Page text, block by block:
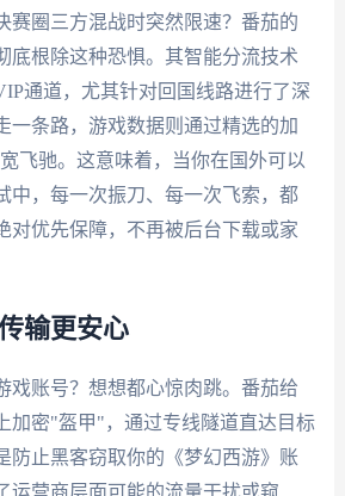
赛圈三方混战时突然限速？番茄的
底根除这种恐惧。其智能分流技术
通道，尤其针对回国线路进行了深
一条路，游戏数据则通过精选的加
飞驰。这意味着，当你在国外可以
中，每一次振刀、每一次飞索，都
对优先保障，不再被后台下载或家
输更安心
戏账号？想想都心惊肉跳。番茄给
加密"盔甲"，通过专线隧道直达目标
防止黑客窃取你的《梦幻西游》账